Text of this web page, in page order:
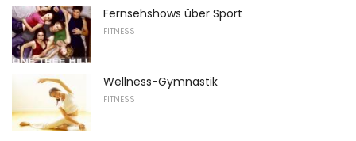
Fernsehshows über Sport
FITNESS
Wellness-Gymnastik
FITNESS